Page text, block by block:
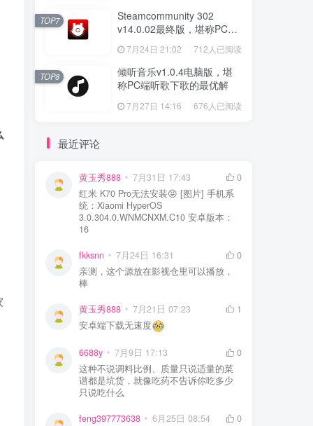
Steamcommunity 302
v14.0.02最终版，堪称PC玩
家必备的网络工具箱
7月24日 21:02 712人已阅读
TOP7
倾听音乐v1.0.4电脑版，堪
称PC端听歌下歌的最优解
7月27日 14:16 676人已阅读
TOP8
最近评论
黄玉秀888 7月31日 17:43
0
红米 K70 Pro无法安装😝 [图片] 手机系
统：Xiaomi HyperOS
3.0.304.0.WNMCNXM.C10 安卓版本：
16
fkksnn 7月24日 16:31
0
亲测，这个源放在影视仓里可以播放，
棒
黄玉秀888 7月21日 07:23
1
安卓端下载无速度
6688y 7月9日 17:13
0
这种不说调料比例、质量只说适量的菜
谱都是坑货，就像吃药不告诉你吃多少
只说吃什么
feng397773638 6月25日 08:54
0